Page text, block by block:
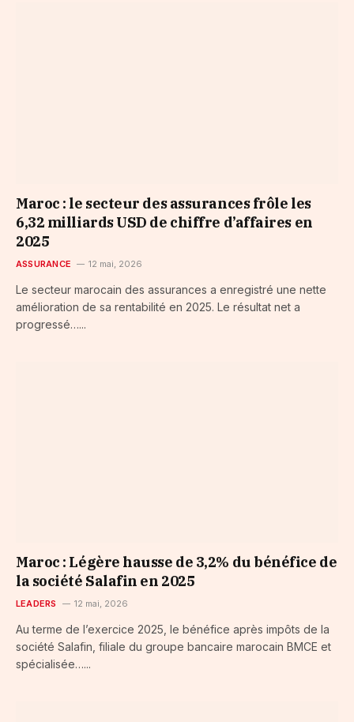
Maroc : le secteur des assurances frôle les
6,32 milliards USD de chiffre d’affaires en
2025
ASSURANCE 12 mai, 2026
Le secteur marocain des assurances a enregistré une nette
amélioration de sa rentabilité en 2025. Le résultat net a
progressé…...
Maroc : Légère hausse de 3,2% du bénéfice de
la société Salafin en 2025
LEADERS 12 mai, 2026
Au terme de l’exercice 2025, le bénéfice après impôts de la
société Salafin, filiale du groupe bancaire marocain BMCE et
spécialisée…...